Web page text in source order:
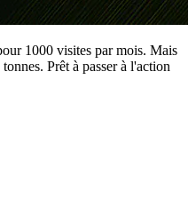
1000 visites par mois. Mais
Prêt à passer à l'action